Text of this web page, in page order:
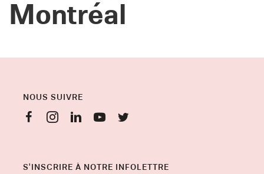
Montréal
NOUS SUIVRE
S'INSCRIRE À NOTRE INFOLETTRE